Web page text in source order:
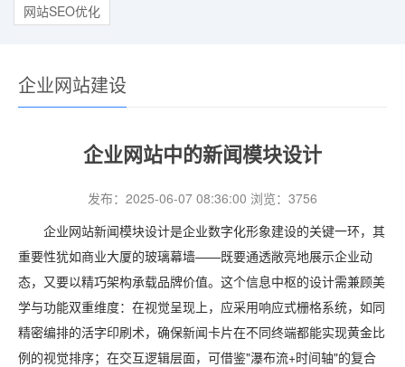
网站SEO优化
企业网站建设
企业网站中的新闻模块设计
发布：2025-06-07 08:36:00 浏览：3756
企业网站新闻模块设计是企业数字化形象建设的关键一环，其
重要性犹如商业大厦的玻璃幕墙——既要通透敞亮地展示企业动
态，又要以精巧架构承载品牌价值。这个信息中枢的设计需兼顾美
学与功能双重维度：在视觉呈现上，应采用响应式栅格系统，如同
精密编排的活字印刷术，确保新闻卡片在不同终端都能实现黄金比
例的视觉排序；在交互逻辑层面，可借鉴"瀑布流+时间轴"的复合